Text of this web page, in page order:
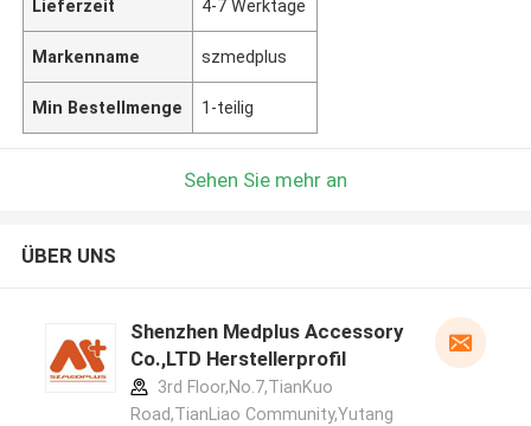
Lieferzeit 4-7 Werktage
Markenname szmedplus
Min Bestellmenge 1-teilig
Sehen Sie mehr an
ÜBER UNS
Shenzhen Medplus Accessory
Co.,LTD Herstellerprofil
3rd Floor,No.7,TianKuo
Road,TianLiao Community,Yutang